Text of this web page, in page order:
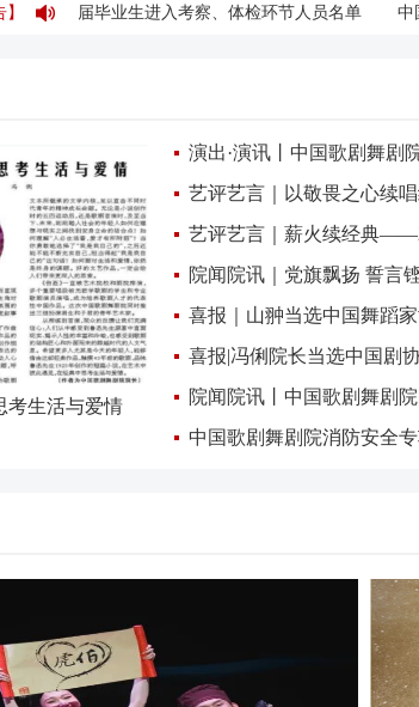
毕业生进入考察、体检环节人员名单 中国歌剧舞
考生活与爱情
演出·演讯丨中国歌剧舞剧
喜报|冯俐院长当选中国剧
中国歌剧舞剧院消防安全